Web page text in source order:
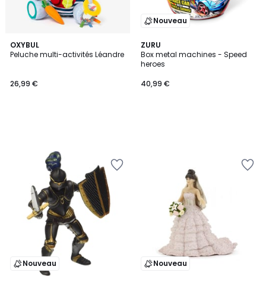
OXYBUL
Peluche multi-activités Léandre
26,99 €
Nouveau
ZURU
Box metal machines - Speed
heroes
40,99 €
Nouveau Nouveau